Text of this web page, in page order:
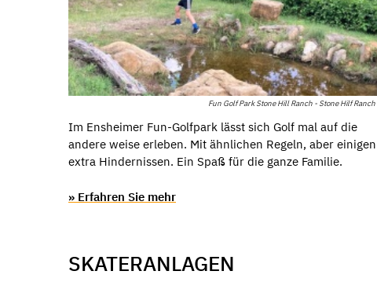
Fun Golf Park Stone Hill Ranch - Stone Hilf Ranch
Im Ensheimer Fun-Golfpark lässt sich Golf mal auf die
andere weise erleben. Mit ähnlichen Regeln, aber einigen
extra Hindernissen. Ein Spaß für die ganze Familie.
» Erfahren Sie mehr
SKATERANLAGEN